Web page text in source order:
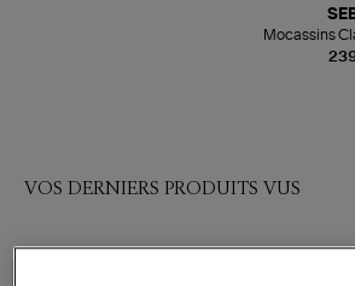
Mocassins
VOS DERNIERS PRODUITS VUS